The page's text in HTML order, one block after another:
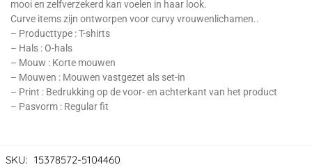
mooi en zelfverzekerd kan voelen in haar look.
Curve items zijn ontworpen voor curvy vrouwenlichamen..
– Producttype : T-shirts
– Hals : O-hals
– Mouw : Korte mouwen
– Mouwen : Mouwen vastgezet als set-in
– Print : Bedrukking op de voor- en achterkant van het product
– Pasvorm : Regular fit
SKU: 15378572-5104460